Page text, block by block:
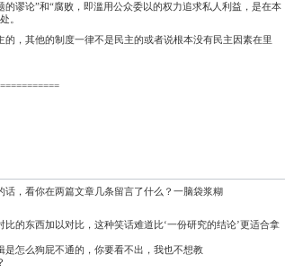
谬论”和“腐败，即滥用公众委以的权力追求私人利益，是在本
。
，其他的制度一律不是民主的或者说根本没有民主因素在里
话，看你在两篇文章几条留言了什么？一脑袋浆糊
的东西加以对比，这种笑话难道比‘一份研究的结论’更适合拿
怎么狗屁不通的，你要看不出，我也不想教